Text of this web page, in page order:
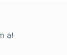
ạ!